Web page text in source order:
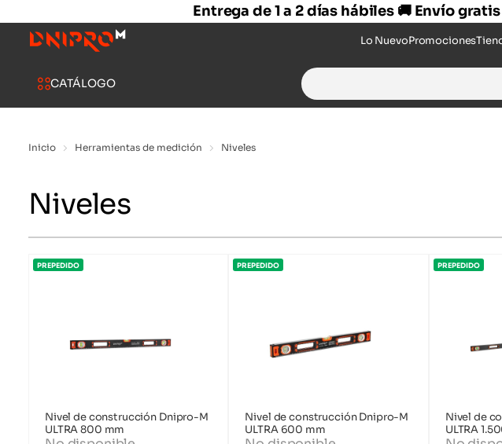
Entrega de 1 a 2 días hábiles 🚚 Envío
Lo NuevoPromociones
CATÁLOGO
Search
for:
Inicio Herramientas de medición Niveles
Niveles
PREPEDIDO
Nivel de construcción Dnipro-M
ULTRA 800 mm
PREPEDIDO
Nivel de construcción Dnipro-M
ULTRA 600 mm
PREPEDIDO
Nivel de
ULTRA